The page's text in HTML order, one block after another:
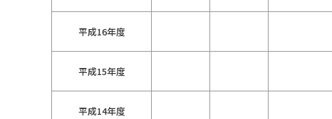
平成16年度
平成15年度
平成14年度